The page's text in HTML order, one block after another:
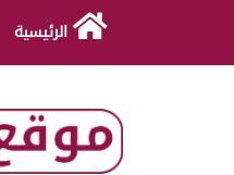
الرئيسية